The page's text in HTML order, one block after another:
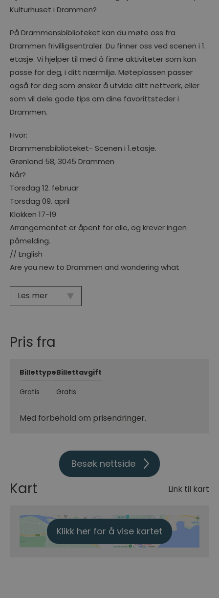
Kulturhuset i Drammen?
På Drammensbiblioteket kan du møte oss fra
Drammen frivilligsentraler. Du finner oss ved scenen i 1.
etasje. Vi hjelper til med å finne aktiviteter som kan
passe for deg, i ditt nærmiljø. Møteplassen passer
også for deg som ønsker å utvide ditt nettverk, eller
som vil dele gode tips om dine favorittsteder i
Drammen.
Hvor:
Drammensbiblioteket- Scenen i 1.etasje.
Grønland 58, 3045 Drammen
Når?
Torsdag 12. februar
Torsdag 09. april
Klokken 17-19
Arrangementet er åpent for alle, og krever ingen
påmelding.
// English
Are you new to Drammen and wondering what
Les mer
Pris fra
BillettypeBillettavgift
Gratis
Gratis
Med forbehold om prisendringer.
Besøk nettside
Kart Link til kart
Klikk her for å vise kartet